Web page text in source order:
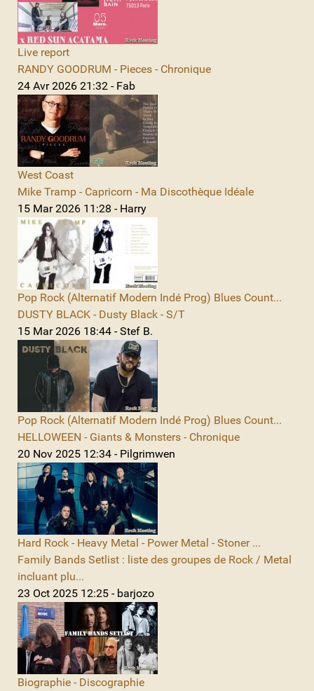
Live report
RANDY GOODRUM - Pieces - Chronique
24 Avr 2026 21:32 - Fab
West Coast
Mike Tramp - Capricorn - Ma Discothèque Idéale
15 Mar 2026 11:28 - Harry
Pop Rock (Alternatif Modern Indé Prog) Blues Count...
DUSTY BLACK - Dusty Black - S/T
15 Mar 2026 18:44 - Stef B.
Pop Rock (Alternatif Modern Indé Prog) Blues Count...
HELLOWEEN - Giants & Monsters - Chronique
20 Nov 2025 12:34 - Pilgrimwen
Hard Rock - Heavy Metal - Power Metal - Stoner ...
Family Bands Setlist : liste des groupes de Rock / Metal
incluant plu...
23 Oct 2025 12:25 - barjozo
Biographie - Discographie